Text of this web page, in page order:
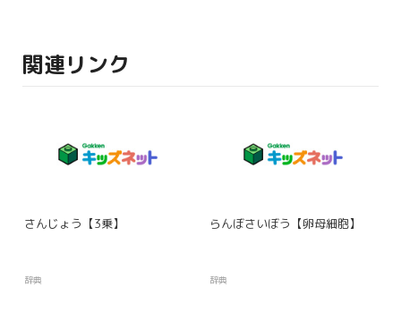
関連リンク
さんじょう【3乗】
辞典
らんぼさいぼう【卵母細胞】
辞典